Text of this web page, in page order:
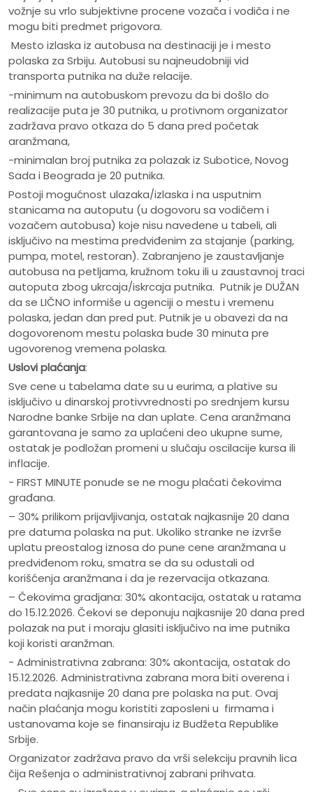
vožnje su vrlo subjektivne procene vozača i vodiča i ne
mogu biti predmet prigovora.
Mesto izlaska iz autobusa na destinaciji je i mesto
polaska za Srbiju. Autobusi su najneudobniji vid
transporta putnika na duže relacije.
-minimum na autobuskom prevozu da bi došlo do
realizacije puta je 30 putnika, u protivnom organizator
zadržava pravo otkaza do 5 dana pred početak
aranžmana,
-minimalan broj putnika za polazak iz Subotice, Novog
Sada i Beograda je 20 putnika.
Postoji mogućnost ulazaka/izlaska i na usputnim
stanicama na autoputu (u dogovoru sa vodičem i
vozačem autobusa) koje nisu navedene u tabeli, ali
isključivo na mestima predviđenim za stajanje (parking,
pumpa, motel, restoran). Zabranjeno je zaustavljanje
autobusa na petljama, kružnom toku ili u zaustavnoj traci
autoputa zbog ukrcaja/iskrcaja putnika. Putnik je DUŽAN
da se LIČNO informiše u agenciji o mestu i vremenu
polaska, jedan dan pred put. Putnik je u obavezi da na
dogovorenom mestu polaska bude 30 minuta pre
ugovorenog vremena polaska.
Uslovi plaćanja:
Sve cene u tabelama date su u eurima, a plative su
isključivo u dinarskoj protivvrednosti po srednjem kursu
Narodne banke Srbije na dan uplate. Cena aranžmana
garantovana je samo za uplaćeni deo ukupne sume,
ostatak je podložan promeni u slučaju oscilacije kursa ili
inflacije.
- FIRST MINUTE ponude se ne mogu plaćati čekovima
građana.
– 30% prilikom prijavljivanja, ostatak najkasnije 20 dana
pre datuma polaska na put. Ukoliko stranke ne izvrše
uplatu preostalog iznosa do pune cene aranžmana u
predviđenom roku, smatra se da su odustali od
korišćenja aranžmana i da je rezervacija otkazana.
– Čekovima gradjana: 30% akontacija, ostatak u ratama
do 15.12.2026. Čekovi se deponuju najkasnije 20 dana pred
polazak na put i moraju glasiti isključivo na ime putnika
koji koristi aranžman.
- Administrativna zabrana: 30% akontacija, ostatak do
15.12.2026. Administrativna zabrana mora biti overena i
predata najkasnije 20 dana pre polaska na put. Ovaj
način plaćanja mogu koristiti zaposleni u firmama i
ustanovama koje se finansiraju iz Budžeta Republike
Srbije.
Organizator zadržava pravo da vrši selekciju pravnih lica
čija Rešenja o administrativnoj zabrani prihvata.